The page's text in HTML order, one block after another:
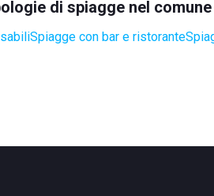
di spiagge nel
Spiagge con bar e ristorante